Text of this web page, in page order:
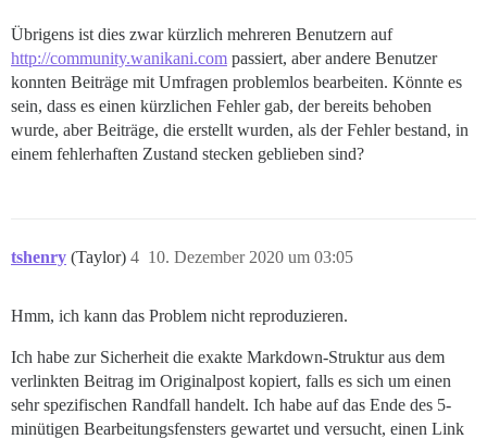
Übrigens ist dies zwar kürzlich mehreren Benutzern auf
http://community.wanikani.com passiert, aber andere Benutzer
konnten Beiträge mit Umfragen problemlos bearbeiten. Könnte es
sein, dass es einen kürzlichen Fehler gab, der bereits behoben
wurde, aber Beiträge, die erstellt wurden, als der Fehler bestand, in
einem fehlerhaften Zustand stecken geblieben sind?
tshenry (Taylor) 10. Dezember 2020 um 03:05
4
Hmm, ich kann das Problem nicht reproduzieren.
Ich habe zur Sicherheit die exakte Markdown-Struktur aus dem
verlinkten Beitrag im Originalpost kopiert, falls es sich um einen
sehr spezifischen Randfall handelt. Ich habe auf das Ende des 5-
minütigen Bearbeitungsfensters gewartet und versucht, einen Link